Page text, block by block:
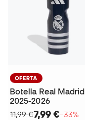
OFERTA
Botella Real Madrid
2025-2026
11,99 €7,99 €−33%